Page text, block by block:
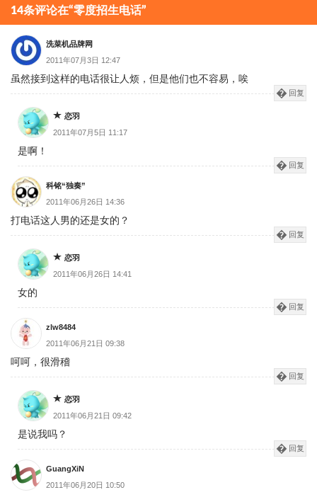
分
页
14条评论在“零度招生电话”
洗菜机品牌网
2011年07月3日 12:47
虽然接到这样的电话很让人烦，但是他们也不容易，唉
回复
恋羽
2011年07月5日 11:17
是啊！
回复
科铭“独奏”
2011年06月26日 14:36
打电话这人男的还是女的？
回复
恋羽
2011年06月26日 14:41
女的
回复
zlw8484
2011年06月21日 09:38
呵呵，很滑稽
回复
恋羽
2011年06月21日 09:42
是说我吗？
回复
GuangXiN
2011年06月20日 10:50